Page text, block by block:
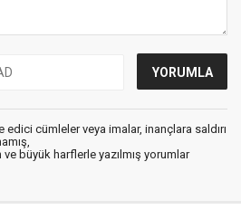
edici cümleler veya imalar, inançlara saldırı
büyük harflerle yazılmış yorumlar